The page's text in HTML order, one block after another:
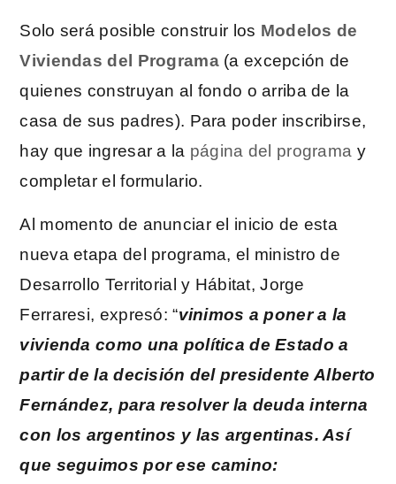
Solo será posible construir los Modelos de
Viviendas del Programa(a excepción de
quienes construyan al fondo o arriba de la
casa de sus padres). Para poder inscribirse,
hay que ingresar a la página del programa y
completar el formulario.
Al momento de anunciar el inicio de esta
nueva etapa del programa, el ministro de
Desarrollo Territorial y Hábitat, Jorge
Ferraresi, expresó: “vinimos a poner a la
vivienda como una política de Estado a
partir de la decisión del presidente Alberto
Fernández, para resolver la deuda interna
con los argentinos y las argentinas. Así
que seguimos por ese camino: